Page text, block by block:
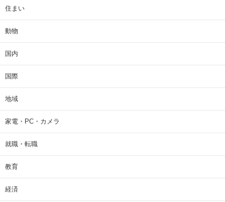
住まい
動物
国内
国際
地域
家電・PC・カメラ
就職・転職
教育
経済